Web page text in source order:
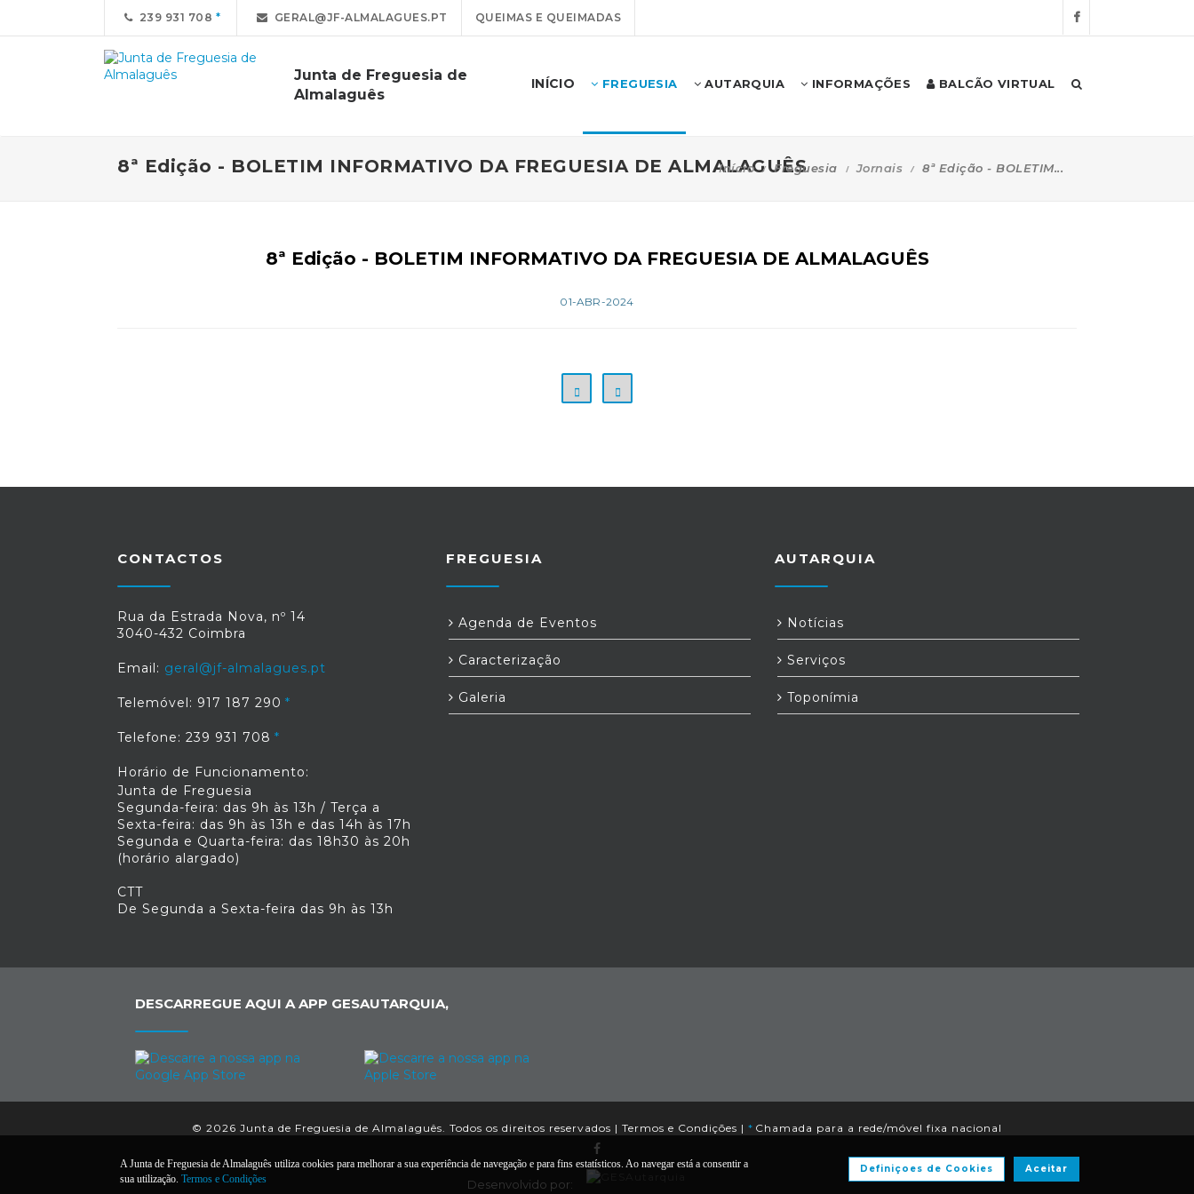
239 931 708 GERAL@JF-ALMALAGUES.PT QUEIMAS E QUEIMADAS
Junta de Freguesia de
Almalaguês
INÍCIO FREGUESIA AUTARQUIA INFORMAÇÕES BALCÃO VIRTUAL
8ª Edição - BOLETIM INFORMATIVO DA FREGUESIA DE ALMALAGUÊS
Início Freguesia Jornais 8ª Edição - BOLETIM...
8ª Edição - BOLETIM INFORMATIVO DA FREGUESIA DE ALMALAGUÊS
01-ABR-2024
CONTACTOS
Rua da Estrada Nova, nº 14
3040-432 Coimbra
Email: geral@jf-almalagues.pt
Telemóvel: 917 187 290
Telefone: 239 931 708
Horário de Funcionamento:
Junta de Freguesia
Segunda-feira: das 9h às 13h / Terça a
Sexta-feira: das 9h às 13h e das 14h às 17h
Segunda e Quarta-feira: das 18h30 às 20h
(horário alargado)
CTT
De Segunda a Sexta-feira das 9h às 13h
FREGUESIA
Agenda de Eventos
Caracterização
Galeria
AUTARQUIA
Notícias
Serviços
Toponímia
DESCARREGUE AQUI A APP GESAUTARQUIA,
© 2026 Junta de Freguesia de Almalaguês. Todos os direitos reservados | Termos e Condições | * Chamada para a rede/móvel fixa nacional
Desenvolvido por:
A Junta de Freguesia de Almalaguês utiliza cookies para melhorar a sua experiência de navegação e para fins estatísticos. Ao navegar está a consentir a
sua utilização. Termos e Condições
Aceitar
Definiçoes de Cookies